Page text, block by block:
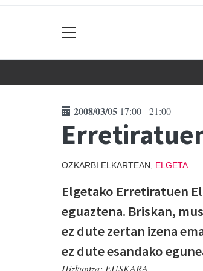
2008/03/05 17:00 - 21:00
OZKARBI ELKARTEAN, ELGETA
Elgetako Erretiratuen
eguaztena. Briskan,
ez dute zertan izena
ez dute esandako
Hizkuntza: EUSKARA